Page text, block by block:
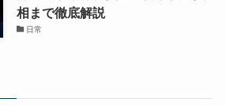
相まで徹底解説
日常